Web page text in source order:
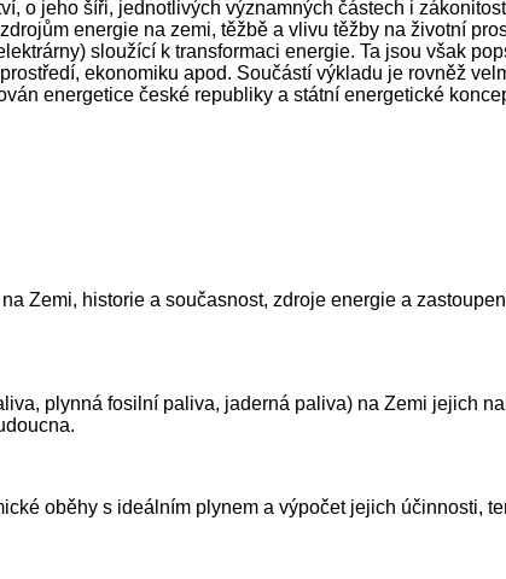
o jeho šíři, jednotlivých významných částech i
energie na zemi, těžbě a vlivu těžby na životní
sloužící k transformaci energie. Ta jsou však
ekonomiku apod. Součástí výkladu je rovněž
energetice české republiky a státní energetické
Zemi, historie a současnost, zdroje energie a
plynná fosilní paliva, jaderná paliva) na Zemi jejich
oběhy s ideálním plynem a výpočet jejich účinnosti,